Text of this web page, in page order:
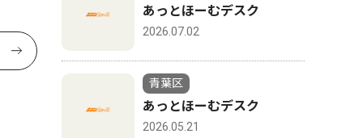
あっとほーむデスク
2026.07.02
青葉区
あっとほーむデスク
2026.05.21